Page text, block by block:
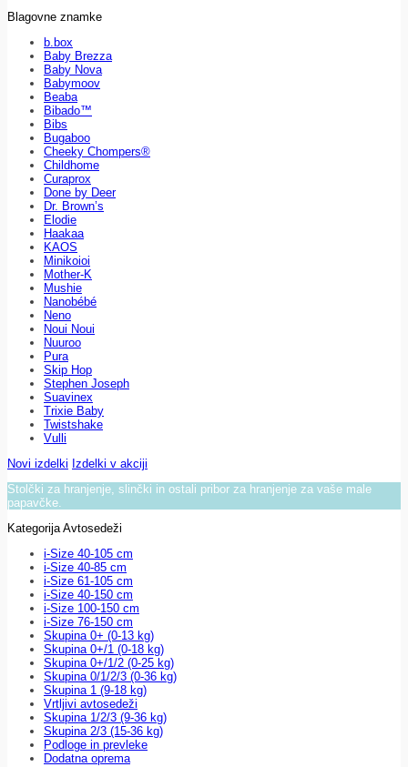
Blagovne znamke
b.box
Baby Brezza
Baby Nova
Babymoov
Beaba
Bibado™
Bibs
Bugaboo
Cheeky Chompers®
Childhome
Curaprox
Done by Deer
Dr. Brown’s
Elodie
Haakaa
KAOS
Minikoioi
Mother-K
Mushie
Nanobébé
Neno
Noui Noui
Nuuroo
Pura
Skip Hop
Stephen Joseph
Suavinex
Trixie Baby
Twistshake
Vulli
Novi izdelki Izdelki v akciji
Stolčki za hranjenje, slinčki in ostali pribor za hranjenje za vaše male
papavčke.
Kategorija Avtosedeži
i-Size 40-105 cm
i-Size 40-85 cm
i-Size 61-105 cm
i-Size 40-150 cm
i-Size 100-150 cm
i-Size 76-150 cm
Skupina 0+ (0-13 kg)
Skupina 0+/1 (0-18 kg)
Skupina 0+/1/2 (0-25 kg)
Skupina 0/1/2/3 (0-36 kg)
Skupina 1 (9-18 kg)
Vrtljivi avtosedeži
Skupina 1/2/3 (9-36 kg)
Skupina 2/3 (15-36 kg)
Podloge in prevleke
Dodatna oprema